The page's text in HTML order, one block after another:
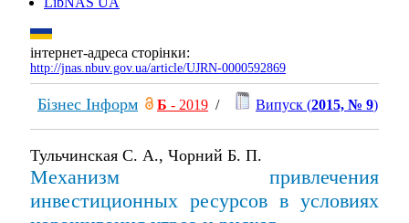
інтернет-адреса сторінки:
http://jnas.nbuv.gov.ua/article/UJRN-0000592869
Бізнес Інформ Б - 2019 / Випуск (2015, № 9)
Тульчинская С. А., Чорний Б. П.
Механизм привлечения
инвестиционных ресурсов в условиях